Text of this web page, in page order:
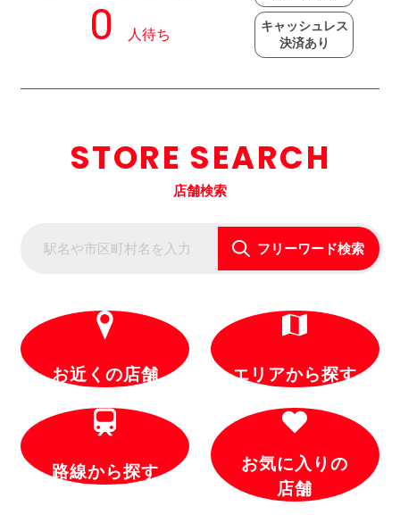
キャッシュレス
決済あり
STORE SEARCH
店舗検索
フリーワード検索
お近くの店舗 エリアから探す
路線から探す
お気に入りの
店舗